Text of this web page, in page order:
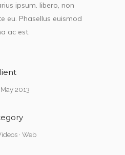
ipsum. libero, non
eu. Phasellus euismod
ac est.
2013
· Web